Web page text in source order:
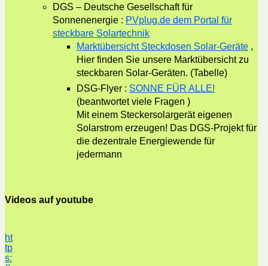
DGS – Deutsche Gesellschaft für
Sonnenenergie : PVplug.de dem Portal für
steckbare Solartechnik
Marktübersicht Steckdosen Solar-Geräte ,
Hier finden Sie unsere Marktübersicht zu
steckbaren Solar-Geräten. (Tabelle)
DSG-Flyer : SONNE FÜR ALLE!
(beantwortet viele Fragen )
Mit einem Steckersolargerät eigenen
Solarstrom erzeugen! Das DGS-Projekt für
die dezentrale Energiewende für
jedermann
Videos auf youtube
ht
tp
s: